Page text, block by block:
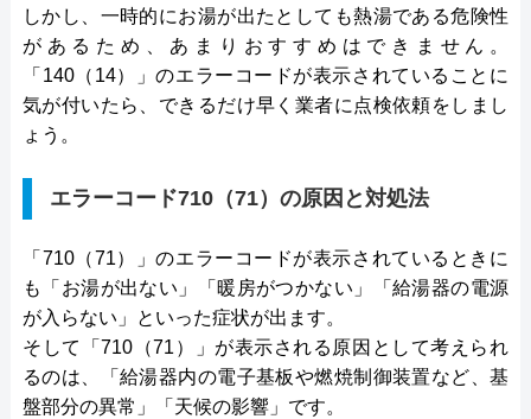
しかし、一時的にお湯が出たとしても熱湯である危険性
があるため、あまりおすすめはできません。
「140（14）」のエラーコードが表示されていることに
気が付いたら、できるだけ早く業者に点検依頼をしまし
ょう。
エラーコード710（71）の原因と対処法
「710（71）」のエラーコードが表示されているときに
も「お湯が出ない」「暖房がつかない」「給湯器の電源
が入らない」といった症状が出ます。
そして「710（71）」が表示される原因として考えられ
るのは、「給湯器内の電子基板や燃焼制御装置など、基
盤部分の異常」「天候の影響」です。